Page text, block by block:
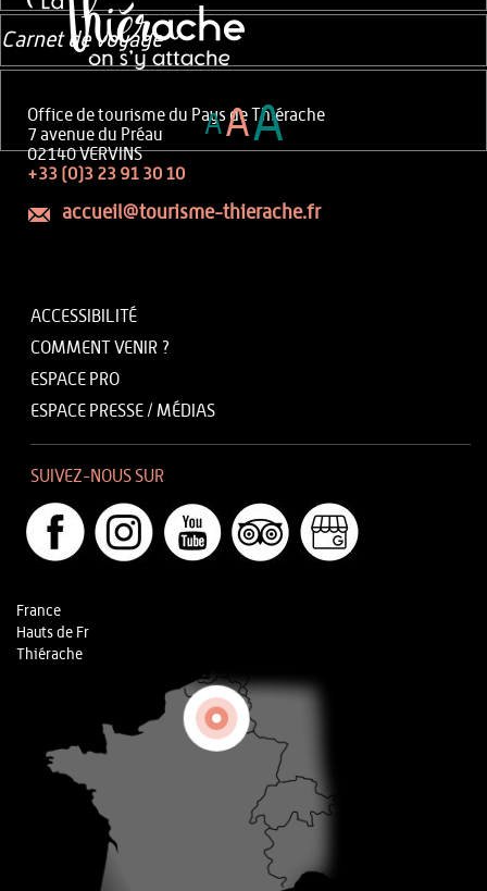
Office de tourisme du Pays de Thiérache
7 avenue du Préau
02140 VERVINS
+33 (0)3 23 91 30 10
accueil@tourisme-thierache.fr
ACCESSIBILITÉ
COMMENT VENIR ?
ESPACE PRO
ESPACE PRESSE / MÉDIAS
SUIVEZ-NOUS SUR
France
Hauts de Fr
Thiérache
Carnet de voyage
AAA